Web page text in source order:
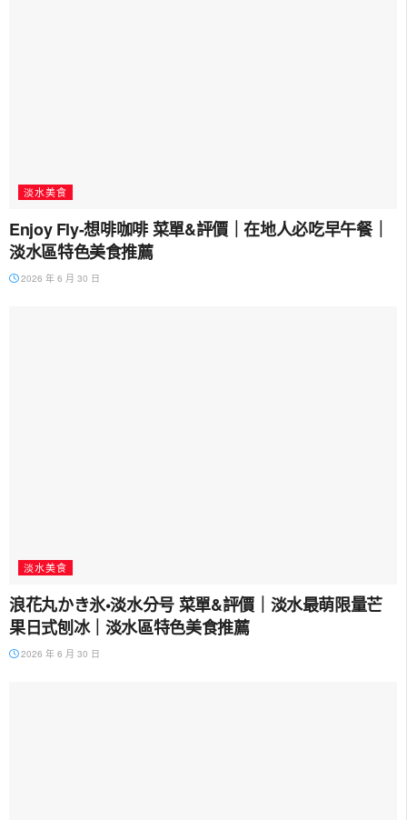
淡水美食
Enjoy Fly-想啡咖啡 菜單&評價｜在地人必吃早午餐｜
淡水區特色美食推薦
2026 年 6 月 30 日
淡水美食
浪花丸かき氷•淡水分号 菜單&評價｜淡水最萌限量芒
果日式刨冰｜淡水區特色美食推薦
2026 年 6 月 30 日